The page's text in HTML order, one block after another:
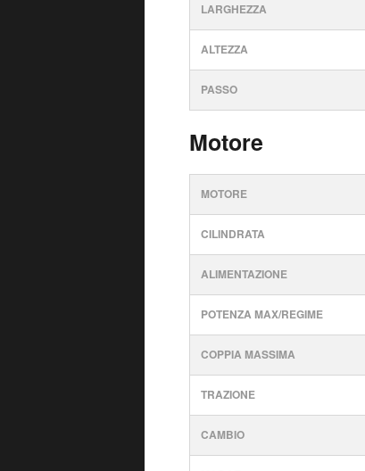
LARGHEZZA
ALTEZZA
PASSO
Motore
MOTORE
CILINDRATA
ALIMENTAZIONE
POTENZA MAX/REGIME
COPPIA MASSIMA
TRAZIONE
CAMBIO